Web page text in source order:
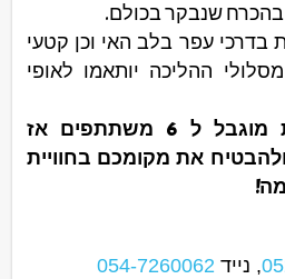
בהכרח שנבקר בכולם.
בדרכי עפר בלב האי וכן קטעי
ההליכה יותאמו לאופי
מספר המקומות מוגבל ל 6 משתתפים אז
את מקומכם בחוויית
, נייד 054-7260062